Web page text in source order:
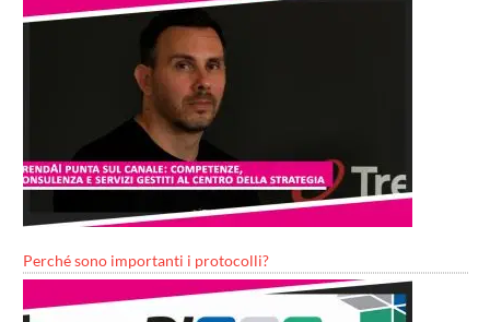
Perché sono importanti i protocolli?